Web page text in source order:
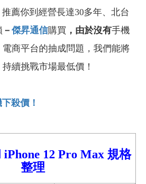
推薦你到經營長達30多年、北台
－ 傑昇通信購買 ，由於沒有手機
商平台的抽成問題，我們能將
續挑戰市場最低價！
殺價！
iPhone 12 Pro Max 規格
整理